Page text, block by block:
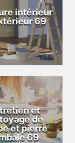
intérieur
69
et
de
et pierre
69